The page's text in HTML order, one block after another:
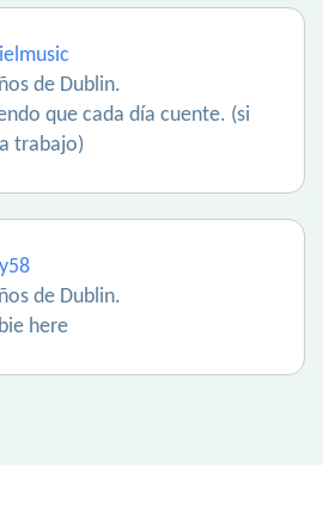
de Dublin.
que cada día cuente. (si
trabajo)
de Dublin.
here